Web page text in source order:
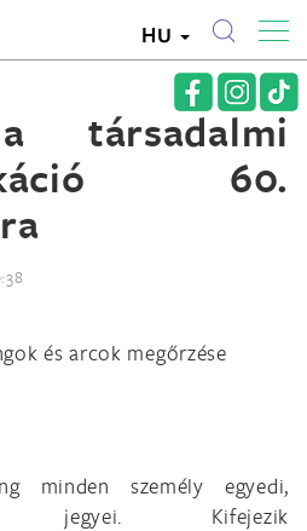
HU
társadalmi
60.
és arcok megőrzése
minden személy egyedi,
jegyei. Kifejezik